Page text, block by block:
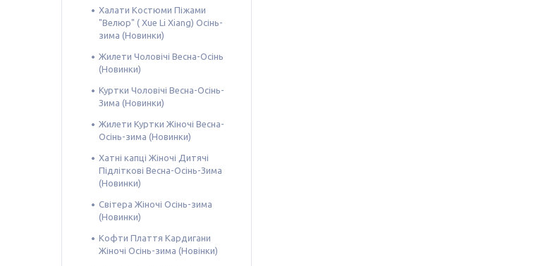
Халати Костюми Піжами
"Велюр" ( Xue Li Xiang) Осінь-
зима (Новинки)
Жилети Чоловічі Весна-Осінь
(Новинки)
Куртки Чоловічі Весна-Осінь-
Зима (Новинки)
Жилети Куртки Жіночі Весна-
Осінь-зима (Новинки)
Хатні капці Жіночі Дитячі
Підліткові Весна-Осінь-Зима
(Новинки)
Світера Жіночі Осінь-зима
(Новинки)
Кофти Плаття Кардигани
Жіночі Осінь-зима (Новінки)